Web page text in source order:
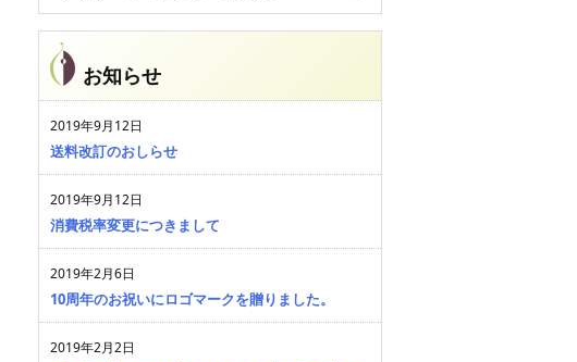
お知らせ
2019年9月12日
送料改訂のおしらせ
2019年9月12日
消費税率変更につきまして
2019年2月6日
10周年のお祝いにロゴマークを贈りました。
2019年2月2日